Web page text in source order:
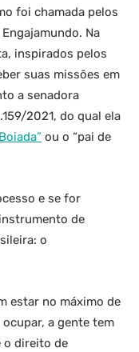
foi chamada pelos
Na
inspirados pelos
suas missões em
a senadora
2021, do qual ela
ou o “pai de
e se for
de
o
estar no máximo de
a gente tem
o direito de